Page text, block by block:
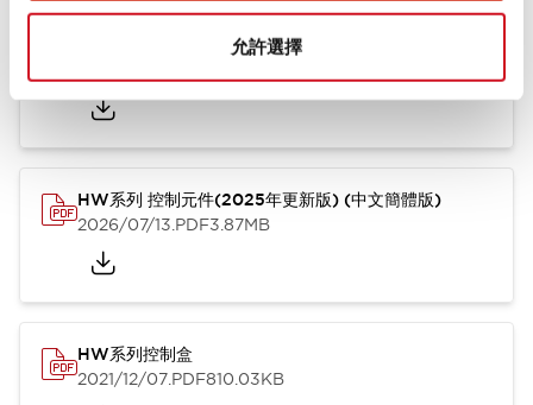
允許選擇
HW系列 Push-in式 控制元件 (中文簡體版)
HW系列 控制元件(2025年更新版) (中文簡體版)
2026/07/13.PDF3.87MB
HW系列控制盒
2021/12/07.PDF810.03KB